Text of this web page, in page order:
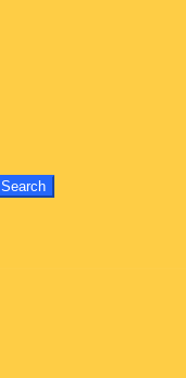
Search